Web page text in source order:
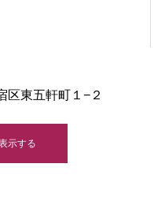
区東五軒町１−２
示する